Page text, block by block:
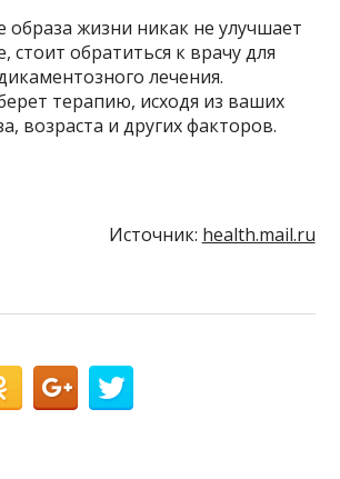
образа жизни никак не улучшает
стоит обратиться к врачу для
лечения.
терапию, исходя из ваших
возраста и других факторов.
Источник: health.mail.ru